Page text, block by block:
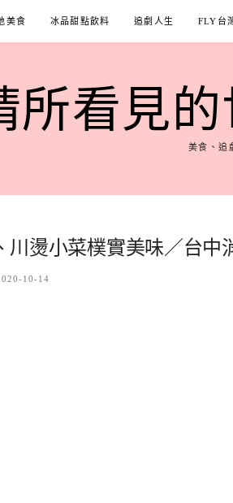
美食 冰品甜點飲料 追劇人生 FLY台
看見的
美食、追
川燙小菜樸實美味／台中
10-14